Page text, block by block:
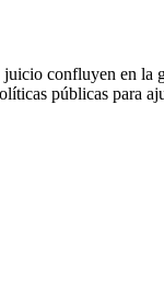
confluyen en
públicas para